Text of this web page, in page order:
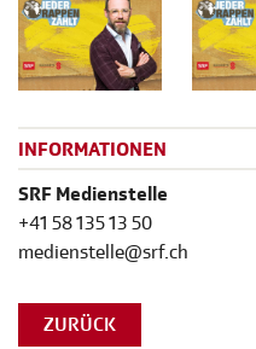
INFORMATIONEN
SRF Medienstelle
+41 58 135 13 50
medienstelle@srf.ch
ZURÜCK